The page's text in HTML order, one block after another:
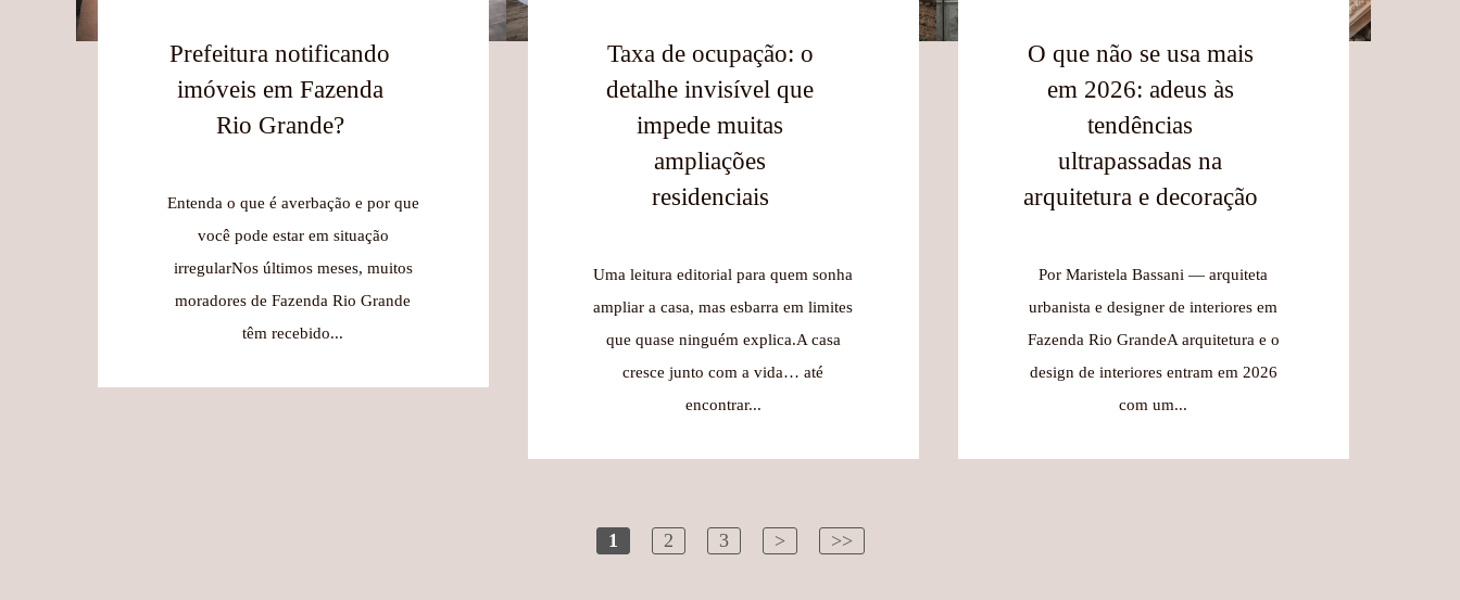
Prefeitura notificando
imóveis em Fazenda
Rio Grande?
Entenda o que é averbação e por que
você pode estar em situação
irregularNos últimos meses, muitos
moradores de Fazenda Rio Grande
têm recebido...
Taxa de ocupação: o
detalhe invisível que
impede muitas
ampliações
residenciais
Uma leitura editorial para quem sonha
ampliar a casa, mas esbarra em limites
que quase ninguém explica.A casa
cresce junto com a vida… até
encontrar...
O que não se usa mais
em 2026: adeus às
tendências
ultrapassadas na
arquitetura e decoração
Por Maristela Bassani — arquiteta
urbanista e designer de interiores em
Fazenda Rio GrandeA arquitetura e o
design de interiores entram em 2026
com um...
1 2 3 > >>